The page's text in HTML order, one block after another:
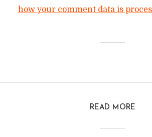
how your comment data is
READ MORE